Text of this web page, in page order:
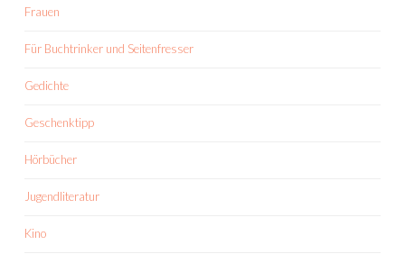
Frauen
Für Buchtrinker und Seitenfresser
Gedichte
Geschenktipp
Hörbücher
Jugendliteratur
Kino